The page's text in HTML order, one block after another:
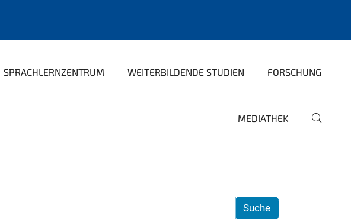
SPRACHLERNZENTRUM WEITERBILDENDE STUDIEN FORSCHUNG
MEDIATHEK